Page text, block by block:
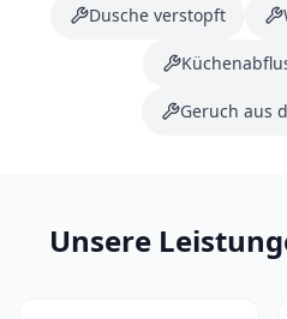
Dusche verstopft
Geruch aus
Unsere